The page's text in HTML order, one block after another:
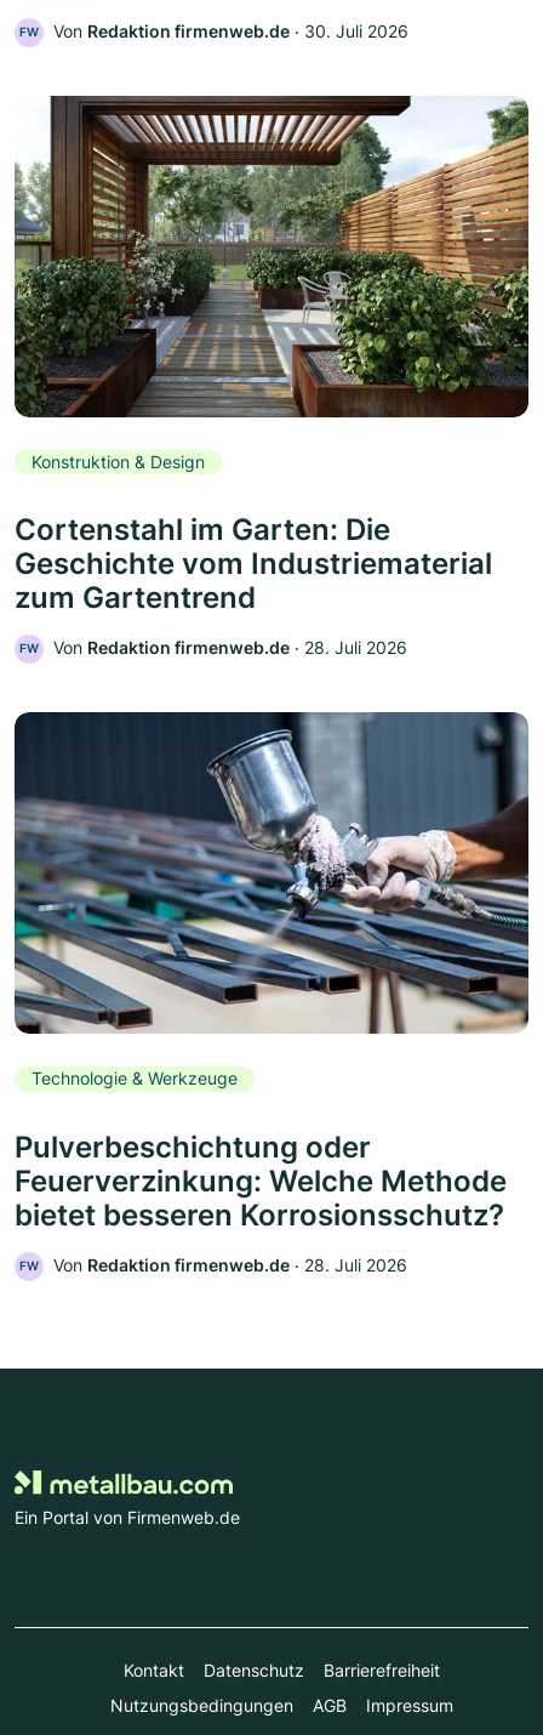
FW Von Redaktion firmenweb.de ‧ 30. Juli 2026
Konstruktion & Design
Cortenstahl im Garten: Die
Geschichte vom Industriematerial
zum Gartentrend
FW Von Redaktion firmenweb.de ‧ 28. Juli 2026
Technologie & Werkzeuge
Pulverbeschichtung oder
Feuerverzinkung: Welche Methode
bietet besseren Korrosionsschutz?
FW Von Redaktion firmenweb.de ‧ 28. Juli 2026
Ein Portal von Firmenweb.de
Kontakt Datenschutz
Barrierefreiheit
Nutzungsbedingungen
AGB Impressum